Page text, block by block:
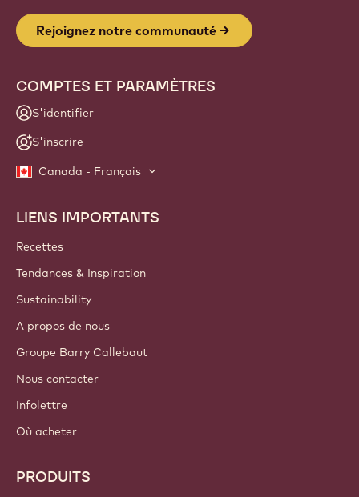
Rejoignez notre communauté
COMPTES ET PARAMÈTRES
S'identifier
S'inscrire
Canada - Français
Footer
Callebaut
LIENS IMPORTANTS
Recettes
Tendances & Inspiration
Sustainability
A propos de nous
Groupe Barry Callebaut
Nous contacter
Infolettre
Où acheter
PRODUITS